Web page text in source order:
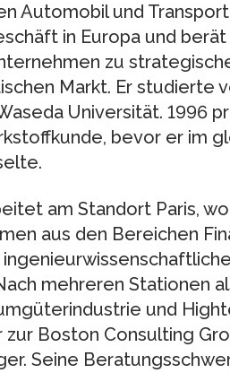
Automobil und
in Europa und
zu
Markt. Er studierte
Universität. 1996
bevor er im
am Standort Paris,
aus den Bereichen
mehreren Stationen
und
zur Boston Consulting
Seine